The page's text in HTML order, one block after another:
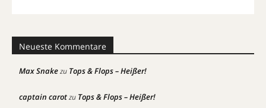
Neueste Kommentare
Max Snakezu Tops & Flops – Heißer!
captain carotzu Tops & Flops – Heißer!